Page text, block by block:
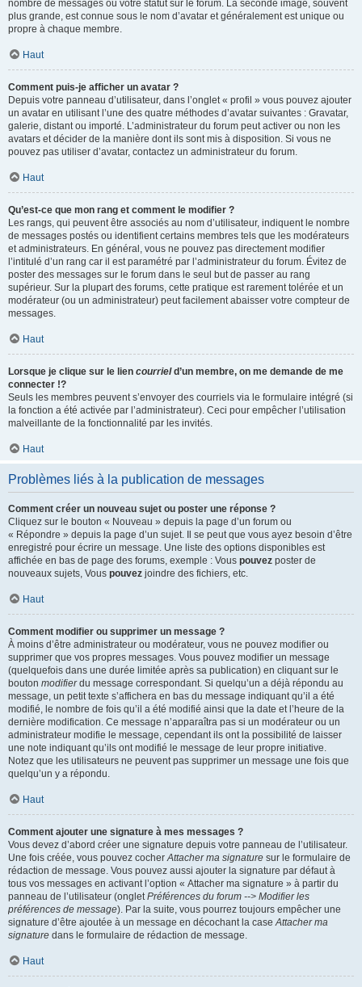
nombre de messages ou votre statut sur le forum. La seconde image, souvent
plus grande, est connue sous le nom d’avatar et généralement est unique ou
propre à chaque membre.
Haut
Comment puis-je afficher un avatar ?
Depuis votre panneau d’utilisateur, dans l’onglet « profil » vous pouvez ajouter
un avatar en utilisant l’une des quatre méthodes d’avatar suivantes : Gravatar,
galerie, distant ou importé. L’administrateur du forum peut activer ou non les
avatars et décider de la manière dont ils sont mis à disposition. Si vous ne
pouvez pas utiliser d’avatar, contactez un administrateur du forum.
Haut
Qu’est-ce que mon rang et comment le modifier ?
Les rangs, qui peuvent être associés au nom d’utilisateur, indiquent le nombre
de messages postés ou identifient certains membres tels que les modérateurs
et administrateurs. En général, vous ne pouvez pas directement modifier
l’intitulé d’un rang car il est paramétré par l’administrateur du forum. Évitez de
poster des messages sur le forum dans le seul but de passer au rang
supérieur. Sur la plupart des forums, cette pratique est rarement tolérée et un
modérateur (ou un administrateur) peut facilement abaisser votre compteur de
messages.
Haut
Lorsque je clique sur le lien courrield’un membre, on me demande de me
connecter !?
Seuls les membres peuvent s’envoyer des courriels via le formulaire intégré (si
la fonction a été activée par l’administrateur). Ceci pour empêcher l’utilisation
malveillante de la fonctionnalité par les invités.
Haut
Problèmes liés à la publication de messages
Comment créer un nouveau sujet ou poster une réponse ?
Cliquez sur le bouton « Nouveau » depuis la page d’un forum ou
« Répondre » depuis la page d’un sujet. Il se peut que vous ayez besoin d’être
enregistré pour écrire un message. Une liste des options disponibles est
affichée en bas de page des forums, exemple : Vous pouvez poster de
nouveaux sujets, Vous pouvez joindre des fichiers, etc.
Haut
Comment modifier ou supprimer un message ?
À moins d’être administrateur ou modérateur, vous ne pouvez modifier ou
supprimer que vos propres messages. Vous pouvez modifier un message
(quelquefois dans une durée limitée après sa publication) en cliquant sur le
bouton modifierdu message correspondant. Si quelqu’un a déjà répondu au
message, un petit texte s’affichera en bas du message indiquant qu’il a été
modifié, le nombre de fois qu’il a été modifié ainsi que la date et l’heure de la
dernière modification. Ce message n’apparaîtra pas si un modérateur ou un
administrateur modifie le message, cependant ils ont la possibilité de laisser
une note indiquant qu’ils ont modifié le message de leur propre initiative.
Notez que les utilisateurs ne peuvent pas supprimer un message une fois que
quelqu’un y a répondu.
Haut
Comment ajouter une signature à mes messages ?
Vous devez d’abord créer une signature depuis votre panneau de l’utilisateur.
Une fois créée, vous pouvez cocherAttacher ma signature sur le formulaire de
rédaction de message. Vous pouvez aussi ajouter la signature par défaut à
tous vos messages en activant l’option « Attacher ma signature » à partir du
panneau de l’utilisateur (ongletPréférences du forum --> Modifier les
préférences de message). Par la suite, vous pourrez toujours empêcher une
signature d’être ajoutée à un message en décochant la caseAttacher ma
signature dans le formulaire de rédaction de message.
Haut